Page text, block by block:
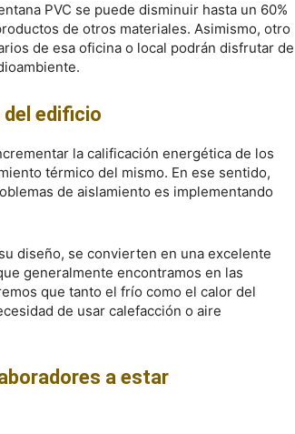
PVC se puede disminuir hasta un 60%
de otros materiales. Asimismo, otro
de esa oficina o local podrán disfrutar de
edificio
la calificación energética de los
térmico del mismo. En ese sentido,
de aislamiento es implementando
diseño, se convierten en una excelente
generalmente encontramos en las
que tanto el frío como el calor del
de usar calefacción o aire
a estar